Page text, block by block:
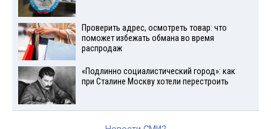
Проверить адрес, осмотреть товар: что
поможет избежать обмана во время
распродаж
«Подлинно социалистический город»: как
при Сталине Москву хотели перестроить